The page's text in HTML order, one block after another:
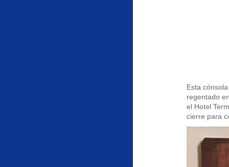
Esta
regentado
el Hotel
cierre para